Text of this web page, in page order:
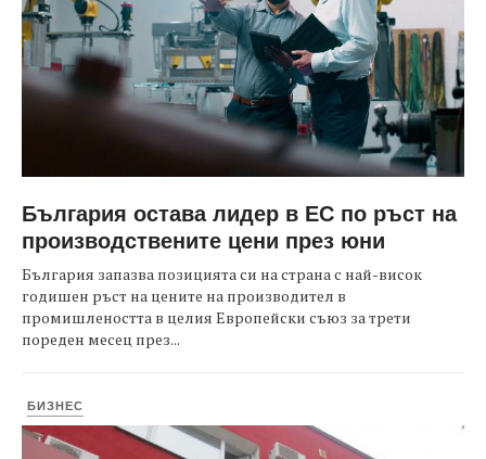
България остава лидер в ЕС по ръст на
производствените цени през юни
България запазва позицията си на страна с най-висок
годишен ръст на цените на производител в
промишлеността в целия Европейски съюз за трети
пореден месец през...
БИЗНЕС